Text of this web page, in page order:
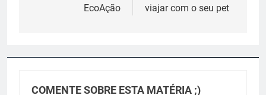
EcoAção
viajar com o seu pet
COMENTE SOBRE ESTA MATÉRIA ;)